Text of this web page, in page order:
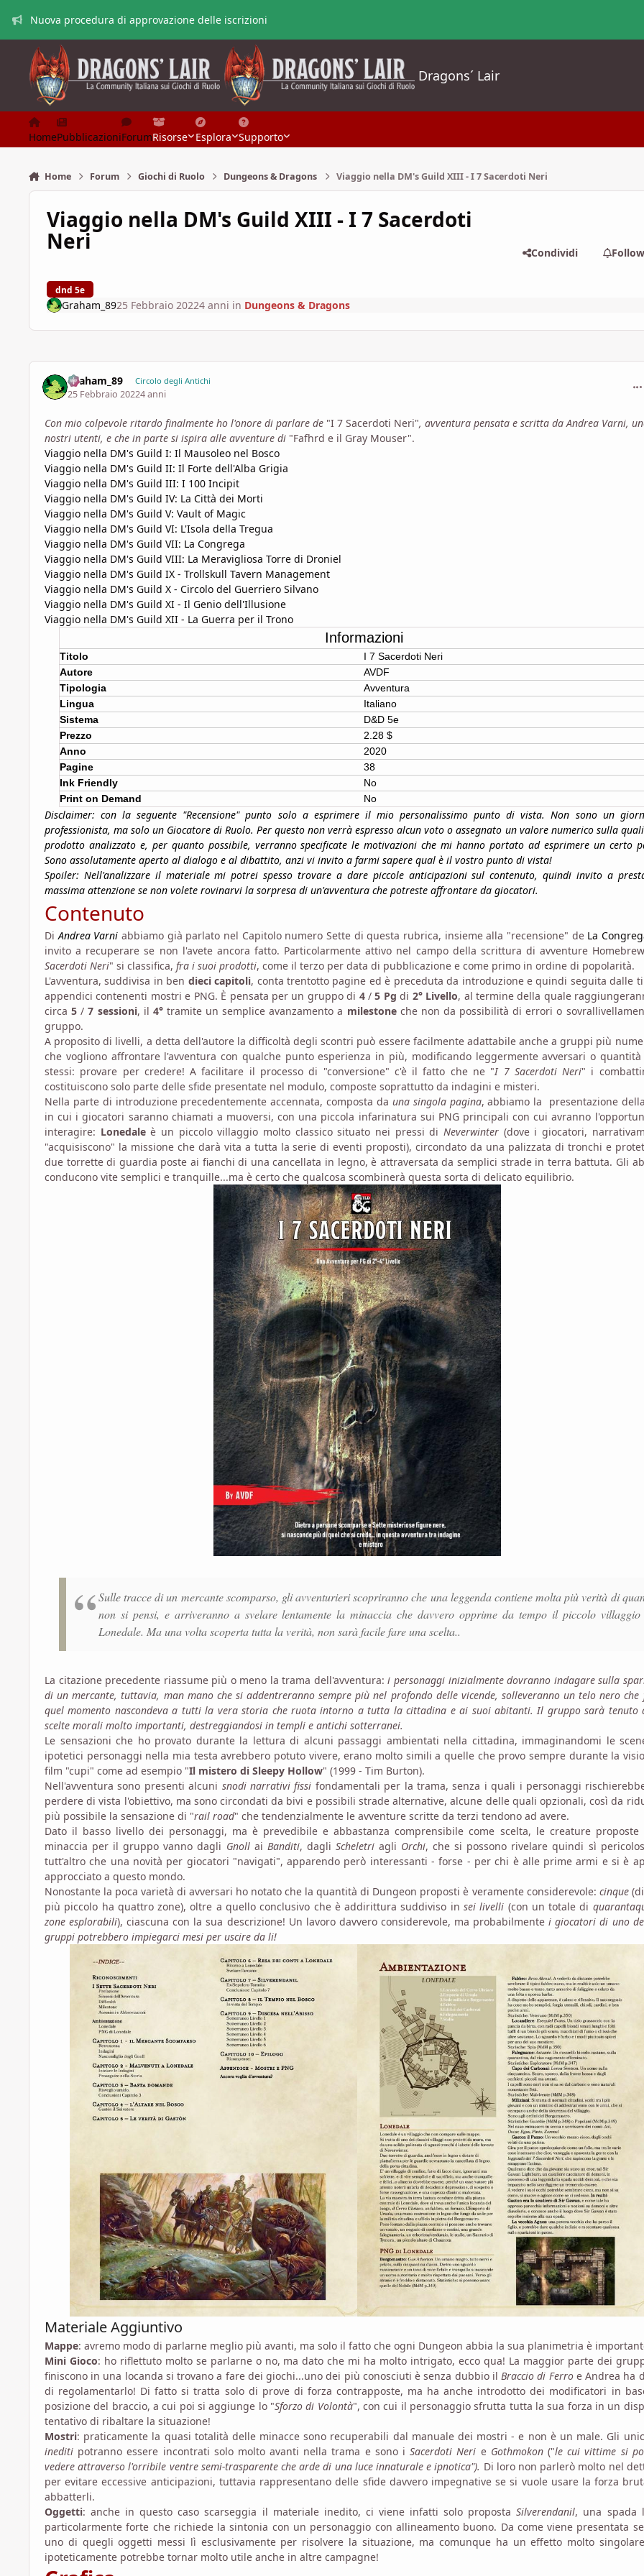
Nuova procedura di approvazione delle iscrizioni
Dragons´ Lair
HomePubblicazioniForumRisorse Esplora Supporto
Home Forum Giochi di Ruolo Dungeons & Dragons Viaggio nella DM's Guild XIII - I 7 Sacerdoti Neri
Viaggio nella DM's Guild XIII - I 7 Sacerdoti
Neri
dnd 5e
Condividi
Graham_8925 Febbraio 20224 anni in Dungeons & Dragons
Graham_89 Circolo degli Antichi
25 Febbraio 20224 anni
Con mio colpevole ritardo finalmente ho l'onore di parlare de "I 7 Sacerdoti Neri", avventura pensata e scritta da Andrea Varni,
nostri utenti, e che in parte si ispira alle avventure di "Fafhrd e il Gray Mouser".
Viaggio nella DM's Guild I: Il Mausoleo nel Bosco
Viaggio nella DM's Guild II: Il Forte dell'Alba Grigia
Viaggio nella DM's Guild III: I 100 Incipit
Viaggio nella DM's Guild IV: La Città dei Morti
Viaggio nella DM's Guild V: Vault of Magic
Viaggio nella DM's Guild VI: L'Isola della Tregua
Viaggio nella DM's Guild VII: La Congrega
Viaggio nella DM's Guild VIII: La Meravigliosa Torre di Droniel
Viaggio nella DM's Guild IX - Trollskull Tavern Management
Viaggio nella DM's Guild X - Circolo del Guerriero Silvano
Viaggio nella DM's Guild XI - Il Genio dell'Illusione
Viaggio nella DM's Guild XII - La Guerra per il Trono
Informazioni
Titolo
I 7 Sacerdoti Neri
Autore
AVDF
Tipologia
Avventura
Lingua
Italiano
Sistema
D&D 5e
Prezzo
2.28 $
Anno
2020
Pagine
38
Ink Friendly
No
Print on Demand
No
Disclaimer: con la seguente "Recensione" punto solo a esprimere il mio personalissimo punto di vista. Non sono un
professionista, ma solo un Giocatore di Ruolo. Per questo non verrà espresso alcun voto o assegnato un valore numerico sulla
prodotto analizzato e, per quanto possibile, verranno specificate le motivazioni che mi hanno portato ad esprimere un certo
Sono assolutamente aperto al dialogo e al dibattito, anzi vi invito a farmi sapere qual è il vostro punto di vista!
Spoiler: Nell'analizzare il materiale mi potrei spesso trovare a dare piccole anticipazioni sul contenuto, quindi invito a
massima attenzione se non volete rovinarvi la sorpresa di un'avventura che potreste affrontare da giocatori.
Contenuto
Di Andrea Varni abbiamo già parlato nel Capitolo numero Sette di questa rubrica, insieme alla "recensione" de La
invito a recuperare se non l'avete ancora fatto. Particolarmente attivo nel campo della scrittura di avventure
Sacerdoti Neri" si classifica, fra i suoi prodotti, come il terzo per data di pubblicazione e come primo in ordine di popolarità.
L'avventura, suddivisa in ben dieci capitoli, conta trentotto pagine ed è preceduta da introduzione e quindi seguita dalle
appendici contenenti mostri e PNG. È pensata per un gruppo di 4/5 Pg di 2° Livello, al termine della quale
circa5 /7 sessioni, il 4°tramite un semplice avanzamento a milestoneche non da possibilità di errori o
gruppo.
A proposito di livelli, a detta dell'autore la difficoltà degli scontri può essere facilmente adattabile anche a gruppi più
che vogliono affrontare l'avventura con qualche punto esperienza in più, modificando leggermente avversari o
stessi: provare per credere! A facilitare il processo di "conversione" c'è il fatto che ne "I 7 Sacerdoti Neri" i
costituiscono solo parte delle sfide presentate nel modulo, composte soprattutto da indagini e misteri.
Nella parte di introduzione precedentemente accennata, composta da una singola pagina, abbiamo la presentazione
in cui i giocatori saranno chiamati a muoversi, con una piccola infarinatura sui PNG principali con cui avranno
interagire: Lonedaleè un piccolo villaggio molto classico situato nei pressi di Neverwinter (dove i giocatori,
"acquisiscono" la missione che darà vita a tutta la serie di eventi proposti), circondato da una palizzata di tronchi e
due torrette di guardia poste ai fianchi di una cancellata in legno, è attraversata da semplici strade in terra battuta. Gli
conducono vite semplici e tranquille...ma è certo che qualcosa scombinerà questa sorta di delicato equilibrio.
Sulle tracce di un mercante scomparso, gli avventurieri scopriranno che una leggenda contiene molta più verità di
non si pensi, e arriveranno a svelare lentamente la minaccia che davvero opprime da tempo il piccolo
Lonedale. Ma una volta scoperta tutta la verità, non sarà facile fare una scelta..
La citazione precedente riassume più o meno la trama dell'avventura:i personaggi inizialmente dovranno indagare sulla
di un mercante, tuttavia, man mano che si addentreranno sempre più nel profondo delle vicende, solleveranno un telo nero che
quel momento nascondeva a tutti la vera storia che ruota intorno a tutta la cittadina e ai suoi abitanti. Il gruppo sarà tenuto
scelte morali molto importanti, destreggiandosi in templi e antichi sotterranei.
Le sensazioni che ho provato durante la lettura di alcuni passaggi ambientati nella cittadina, immaginandomi le
ipotetici personaggi nella mia testa avrebbero potuto vivere, erano molto simili a quelle che provo sempre durante la
film "cupi" come ad esempio "Il mistero di Sleepy Hollow" (1999 - Tim Burton).
Nell'avventura sono presenti alcuni snodi narrativi fissi fondamentali per la trama, senza i quali i personaggi
perdere di vista l'obiettivo, ma sono circondati da bivi e possibili strade alternative, alcune delle quali opzionali, così da
più possibile la sensazione di "rail road" che tendenzialmente le avventure scritte da terzi tendono ad avere.
Dato il basso livello dei personaggi, ma è prevedibile e abbastanza comprensibile come scelta, le creature proposte
minaccia per il gruppo vanno dagli Gnollai Banditi, dagli Scheletriagli Orchi, che si possono rivelare quindi sì
tutt'altro che una novità per giocatori "navigati", apparendo però interessanti - forse - per chi è alle prime armi e si è
approcciato a questo mondo.
Nonostante la poca varietà di avversari ho notato che la quantità di Dungeon proposti è veramente considerevole: cinque
più piccolo ha quattro zone), oltre a quello conclusivo che è addirittura suddiviso in sei livelli (con un totale di
zone esplorabili), ciascuna con la sua descrizione! Un lavoro davvero considerevole, ma probabilmentei giocatori di uno
gruppi potrebbero impiegarci mesi per uscire da li!
Materiale Aggiuntivo
Mappe: avremo modo di parlarne meglio più avanti, ma solo il fatto che ogni Dungeon abbia la sua planimetria è
Mini Gioco: ho riflettuto molto se parlarne o no, ma dato che mi ha molto intrigato, ecco qua! La maggior parte dei
finiscono in una locanda si trovano a fare dei giochi...uno dei più conosciuti è senza dubbio ilBraccio di Ferroe Andrea ha
di regolamentarlo! Di fatto si tratta solo di prove di forza contrapposte, ma ha anche introdotto dei modificatori in
posizione del braccio, a cui poi si aggiunge lo "Sforzo di Volontà", con cui il personaggio sfrutta tutta la sua forza in un
tentativo di ribaltare la situazione!
Mostri: praticamente la quasi totalità delle minacce sono recuperabili dal manuale dei mostri - e non è un male. Gli
inediti potranno essere incontrati solo molto avanti nella trama e sono iSacerdoti Neri e Gothmokon("le cui vittime si
vedere attraverso l'orribile ventre semi-trasparente che arde di una luce innaturale e ipnotica"). Di loro non parlerò molto nel
per evitare eccessive anticipazioni, tuttavia rappresentano delle sfide davvero impegnative se si vuole usare la forza
abbatterli.
Oggetti: anche in questo caso scarseggia il materiale inedito, ci viene infatti solo propostaSilverendanil, una spada
particolarmente forte che richiede la sintonia con un personaggio con allineamento buono. Da come viene presentata
uno di quegli oggetti messi lì esclusivamente per risolvere la situazione, ma comunque ha un effetto molto
ipoteticamente potrebbe tornar molto utile anche in altre campagne!